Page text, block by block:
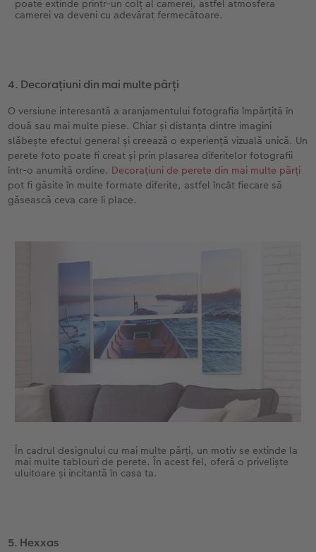
poate extinde printr-un colț al camerei, astfel atmosfera
camerei va deveni cu adevărat fermecătoare.
4. Decorațiuni din mai multe părți
O versiune interesantă a aranjamentului fotografia împărțită în
două sau mai multe piese. Chiar și distanța dintre imagini
slăbește efectul general și creează o experiență vizuală unică. Un
perete foto poate fi creat și prin plasarea diferitelor fotografii
într-o anumită ordine. Decorațiuni de perete din mai multe părți
pot fi găsite în multe formate diferite, astfel încât fiecare să
găsească ceva care îi place.
În cadrul designului cu mai multe părți, un motiv se extinde la
mai multe tablouri de perete. În acest fel, oferă o priveliște
uluitoare și incitantă în casa ta.
5. Hexxas